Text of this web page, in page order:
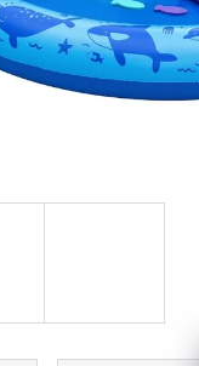
FÓLIA PRE
3,66 X 0,99 M